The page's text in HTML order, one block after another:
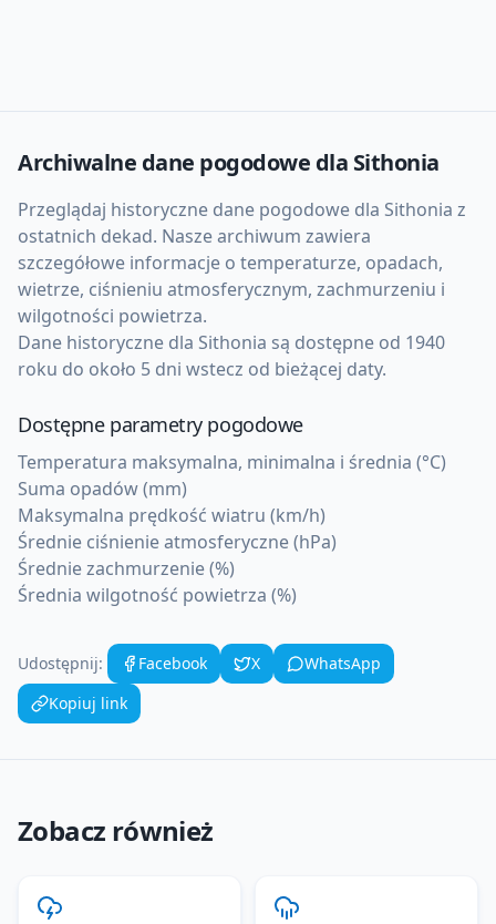
Archiwalne dane pogodowe dla Sithonia
Przeglądaj historyczne dane pogodowe dla Sithonia z
ostatnich dekad. Nasze archiwum zawiera
szczegółowe informacje o temperaturze, opadach,
wietrze, ciśnieniu atmosferycznym, zachmurzeniu i
wilgotności powietrza.
Dane historyczne dla Sithonia są dostępne od 1940
roku do około 5 dni wstecz od bieżącej daty.
Dostępne parametry pogodowe
Temperatura maksymalna, minimalna i średnia (°C)
Suma opadów (mm)
Maksymalna prędkość wiatru (km/h)
Średnie ciśnienie atmosferyczne (hPa)
Średnie zachmurzenie (%)
Średnia wilgotność powietrza (%)
Udostępnij: Facebook X
WhatsApp
Kopiuj link
Zobacz również